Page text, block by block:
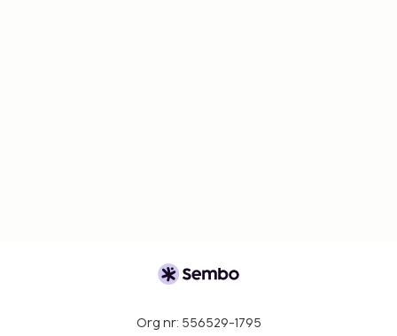
Org nr: 556529-1795